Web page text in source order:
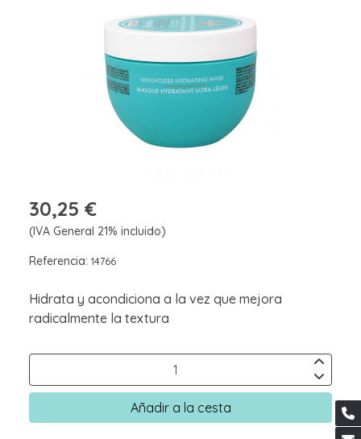
30,25 €
(IVA General 21% incluido)
Referencia: 14766
Hidrata y acondiciona a la vez que mejora
radicalmente la textura
Añadir a la cesta